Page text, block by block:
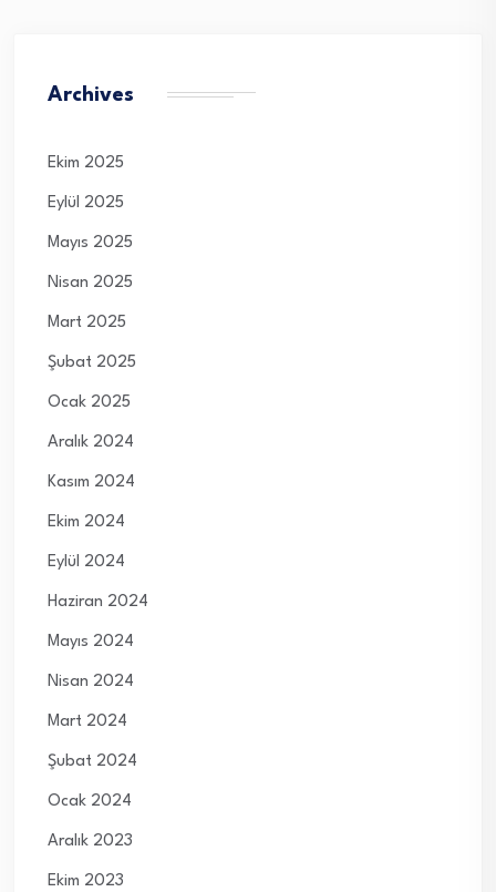
Archives
Ekim 2025
Eylül 2025
Mayıs 2025
Nisan 2025
Mart 2025
Şubat 2025
Ocak 2025
Aralık 2024
Kasım 2024
Ekim 2024
Eylül 2024
Haziran 2024
Mayıs 2024
Nisan 2024
Mart 2024
Şubat 2024
Ocak 2024
Aralık 2023
Ekim 2023